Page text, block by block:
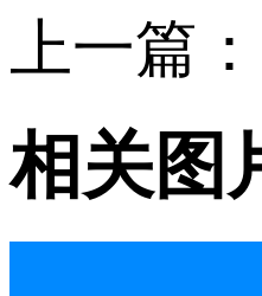
上一篇：
相关图